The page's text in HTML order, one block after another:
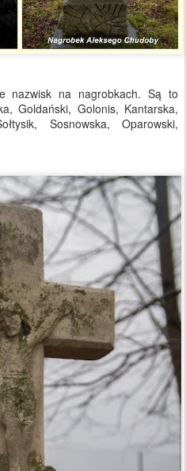
nazwisk na nagrobkach. Są to
Goldański, Golonis, Kantarska,
Sosnowska, Oparowski,